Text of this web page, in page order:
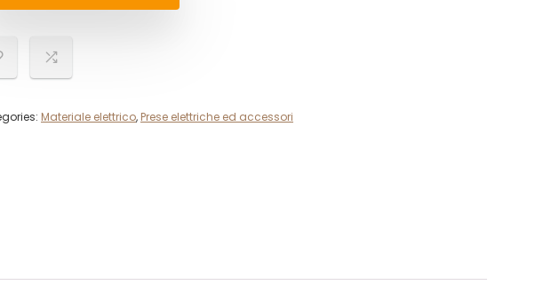
Materiale elettrico, Prese elettriche ed accessori